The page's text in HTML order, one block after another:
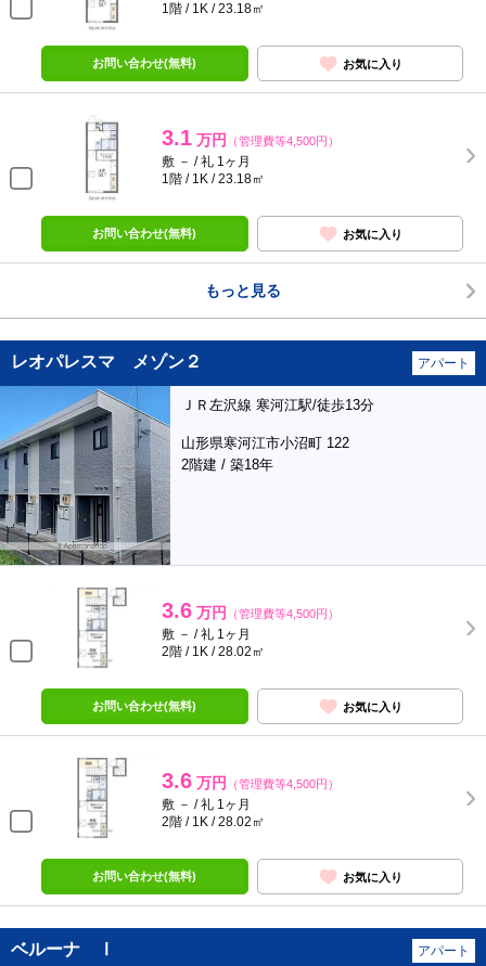
1階 / 1K / 23.18㎡
お問い合わせ(無料) お気に入り
3.1 万円 （管理費等4,500円）
敷 － / 礼 1ヶ月
1階 / 1K / 23.18㎡
お問い合わせ(無料) お気に入り
もっと見る
レオパレスマ メゾン２ アパート
ＪＲ左沢線 寒河江駅/徒歩13分
山形県寒河江市小沼町 122
2階建 / 築18年
3.6 万円 （管理費等4,500円）
敷 － / 礼 1ヶ月
2階 / 1K / 28.02㎡
お問い合わせ(無料) お気に入り
3.6 万円 （管理費等4,500円）
敷 － / 礼 1ヶ月
2階 / 1K / 28.02㎡
お問い合わせ(無料) お気に入り
ベルーナ Ⅰ アパート